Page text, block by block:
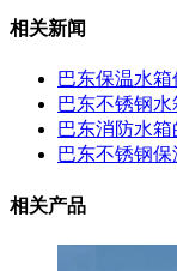
相关新闻
巴东保温水
巴东不锈钢水
巴东消防水
巴东不锈钢
相关产品